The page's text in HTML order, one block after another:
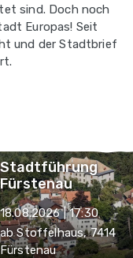
sind. Doch noch
Europas! Seit
und der Stadtbrief
Stadtführung
Fürstenau
18.08.2026 | 17:30
ab Stoffelhaus, 7414
Fürstenau